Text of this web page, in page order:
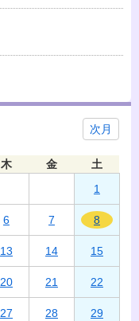
次月
木 金
土
1
6 7 8
13 14 15
20 21 22
27 28 29